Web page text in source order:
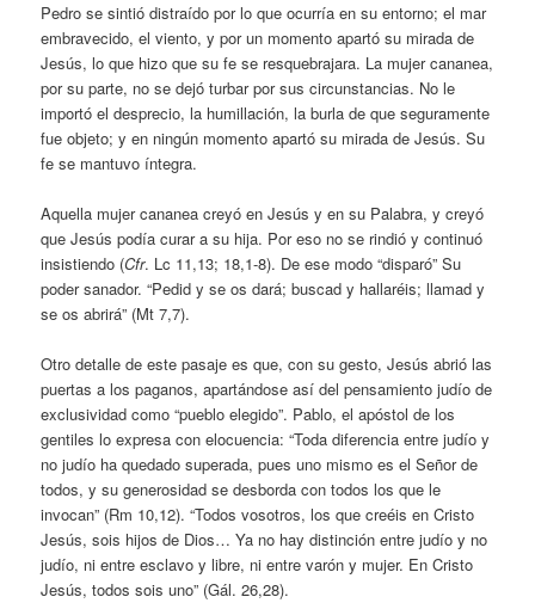
Pedro se sintió distraído por lo que ocurría en su entorno; el mar
embravecido, el viento, y por un momento apartó su mirada de
Jesús, lo que hizo que su fe se resquebrajara. La mujer cananea,
por su parte, no se dejó turbar por sus circunstancias. No le
importó el desprecio, la humillación, la burla de que seguramente
fue objeto; y en ningún momento apartó su mirada de Jesús. Su
fe se mantuvo íntegra.
Aquella mujer cananea creyó en Jesús y en su Palabra, y creyó
que Jesús podía curar a su hija. Por eso no se rindió y continuó
insistiendo (Cfr. Lc 11,13; 18,1-8). De ese modo “disparó” Su
poder sanador. “Pedid y se os dará; buscad y hallaréis; llamad y
se os abrirá” (Mt 7,7).
Otro detalle de este pasaje es que, con su gesto, Jesús abrió las
puertas a los paganos, apartándose así del pensamiento judío de
exclusividad como “pueblo elegido”. Pablo, el apóstol de los
gentiles lo expresa con elocuencia: “Toda diferencia entre judío y
no judío ha quedado superada, pues uno mismo es el Señor de
todos, y su generosidad se desborda con todos los que le
invocan” (Rm 10,12). “Todos vosotros, los que creéis en Cristo
Jesús, sois hijos de Dios… Ya no hay distinción entre judío y no
judío, ni entre esclavo y libre, ni entre varón y mujer. En Cristo
Jesús, todos sois uno” (Gál. 26,28).